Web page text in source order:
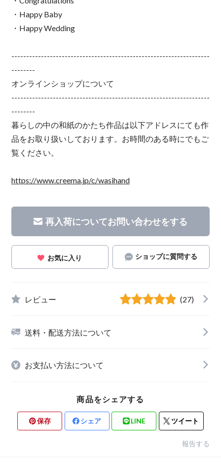
・Happy Baby
・Happy Wedding
-------------------------------------------------------------------
--------
オンラインショップについて
-------------------------------------------------------------------
--------
暮らしの中の和紙のかたち作品は以下アドレスにても作
品をお取り扱いしております。お時間のある時にでもご
覧ください。
https://www.creema.jp/c/wasihand
再入荷についてお問い合わせをする
お気に入り ショップに質問する
レビュー (27)
送料・配送方法について
お支払い方法について
商品をシェアする
保存 シェア LINE ツイート
報告する